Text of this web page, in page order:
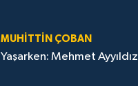
MUHITTIN ÇOBAN
Yaşarken: Mehmet Ayyıldız